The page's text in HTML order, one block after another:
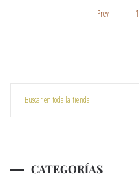
Prev 1
CATEGORÍAS